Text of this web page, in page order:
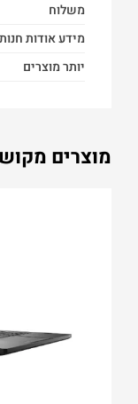
משלוח
מידע אודות חנות
יותר מוצרים
מוצרים